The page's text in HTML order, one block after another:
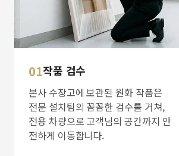
01작품 검수
본사 수장고에 보관된 원화 작품은
전문 설치팀의 꼼꼼한 검수를 거쳐,
전용 차량으로 고객님의 공간까지 안
전하게 이동합니다.